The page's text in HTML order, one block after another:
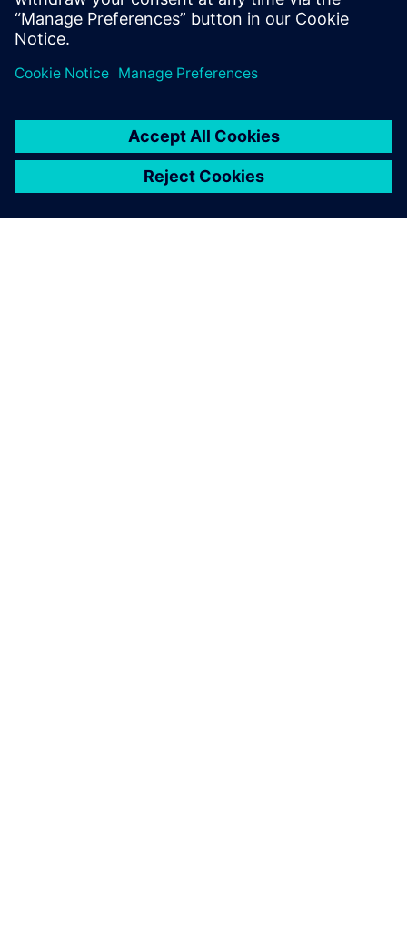
Explorar
A Hall Designs oferece serviços de design, fixação e
transformando ideias e amostras em formatos CAD
prontos para fabricação. Saiba como reduzem o tempo de
revisão do produto em 20 a 25%.